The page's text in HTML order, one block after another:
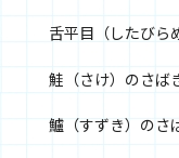
舌平目（したびら
鮭（さけ）のさば
鱸（すずき）のさ